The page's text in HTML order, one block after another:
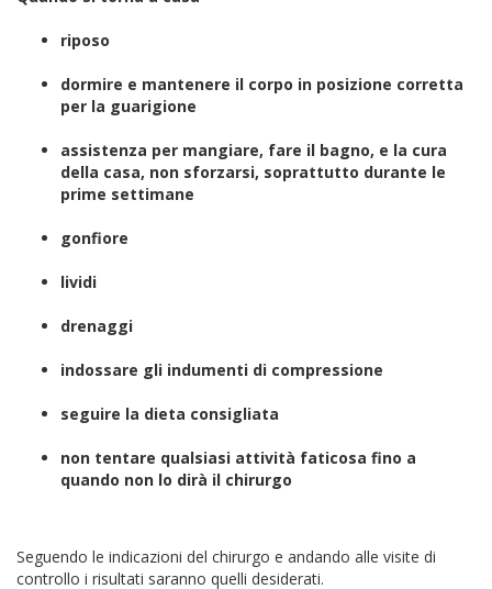
riposo
dormire e mantenere il corpo in posizione corretta
per la guarigione
assistenza per mangiare, fare il bagno, e la cura
della casa, non sforzarsi, soprattutto durante le
prime settimane
gonfiore
lividi
drenaggi
indossare gli indumenti di compressione
seguire la dieta consigliata
non tentare qualsiasi attività faticosa fino a
quando non lo dirà il chirurgo
Seguendo le indicazioni del chirurgo e andando alle visite di
controllo i risultati saranno quelli desiderati.